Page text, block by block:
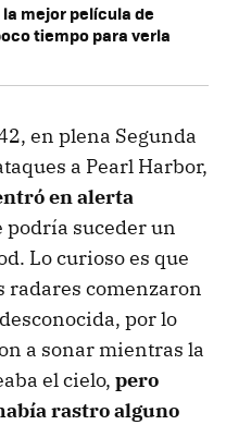
mejor película de
tiempo para verla
en plena Segunda
a Pearl Harbor,
en alerta
podría suceder un
Lo curioso es que
radares comenzaron
por lo
a sonar mientras la
el cielo, pero
rastro alguno